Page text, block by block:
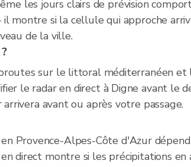
les jours clairs de prévision
montre si la cellule qui approche
de la ville.
sur le littoral méditerranéen et
le radar en direct à Digne avant le
avant ou après votre passage.
Provence-Alpes-Côte d'Azur
direct montre si les précipitations en